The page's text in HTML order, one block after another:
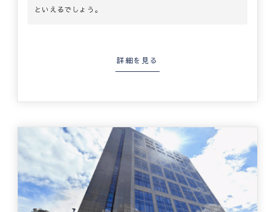
といえるでしょう。
詳細を見る